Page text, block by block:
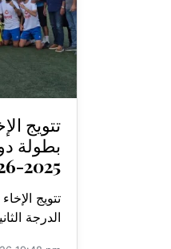
تتويج
بطولة
2025-2026
تتويج
الدرجة الثانية